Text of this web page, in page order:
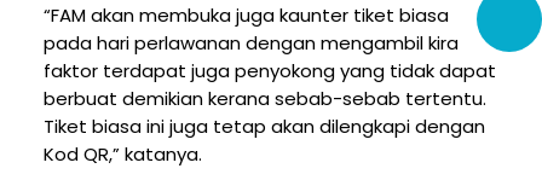
“FAM akan membuka juga kaunter tiket biasa
pada hari perlawanan dengan mengambil kira
faktor terdapat juga penyokong yang tidak dapat
berbuat demikian kerana sebab-sebab tertentu.
Tiket biasa ini juga tetap akan dilengkapi dengan
Kod QR,” katanya.